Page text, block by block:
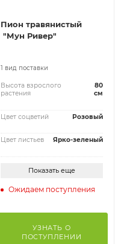
Пион травянистый
"Мун Ривер"
1 вид поставки
Высота взрослого
растения
80
см
Цвет соцветий Розовый
Цвет листьев Ярко-зеленый
Показать еще
Ожидаем поступления
УЗНАТЬ О
ПОСТУПЛЕНИИ